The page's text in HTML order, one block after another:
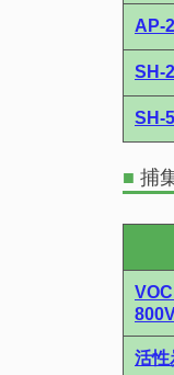
AP-
SH-
SH-
■ 捕
活性